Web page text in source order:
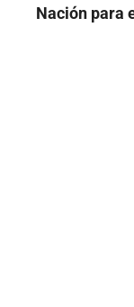
Nación para